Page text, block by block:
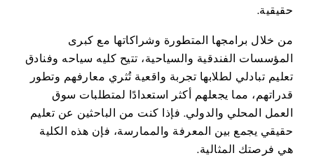
حقيقية.
من خلال برامجها المتطورة وشراكاتها مع كبرى
المؤسسات الفندقية والسياحية، تتيح كليه سياحه وفنادق
تعليم تبادلي لطلابها تجربة واقعية تُثري معارفهم وتطور
قدراتهم، مما يجعلهم أكثر استعدادًا لمتطلبات سوق
العمل المحلي والدولي. فإذا كنت من الباحثين عن تعليم
حقيقي يجمع بين المعرفة والممارسة، فإن هذه الكلية
هي فرصتك المثالية.